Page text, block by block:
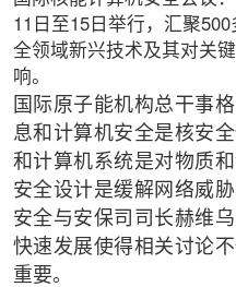
11日至15日举行，汇聚
全领域新兴技术及其对关
响。
国际原子能机构总干事
息和计算机安全是核安
和计算机系统是对物质
安全设计是缓解网络威
安全与安保司司长赫维
快速发展使得相关讨论
重要。